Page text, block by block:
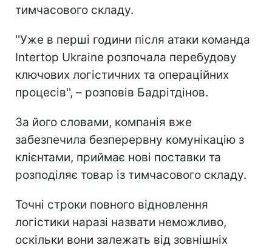
тимчасового складу.
''Уже в перші години після атаки команда
Intertop Ukraine розпочала перебудову
ключових логістичних та операційних
процесів'', – розповів Бадрітдінов.
За його словами, компанія вже
забезпечила безперервну комунікацію з
клієнтами, приймає нові поставки та
розподіляє товар із тимчасового складу.
Точні строки повного відновлення
логістики наразі назвати неможливо,
оскільки вони залежать від зовнішніх